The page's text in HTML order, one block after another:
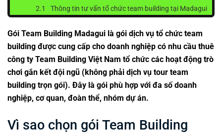
Thông tin tư vấn tổ chức team building tại Madagui
Gói Team Building Madagui là gói dịch vụ tổ chức team
building được cung cấp cho doanh nghiệp có nhu cầu thuê
công ty Team Building Việt Nam tổ chức các hoạt động trò
chơi gắn kết đội ngũ (không phải dịch vụ tour team
building trọn gói). Đây là gói phù hợp với đa số doanh
nghiệp, cơ quan, đoàn thể, nhóm dự án.
Vì sao chọn gói Team Building